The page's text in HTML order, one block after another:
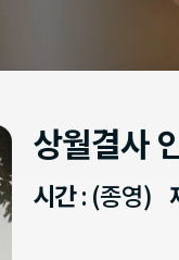
상월결사
시간: (종영)